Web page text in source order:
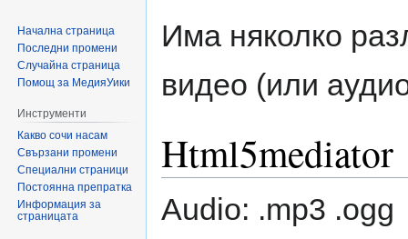
към
към
Има няколко
видео (или
Html5mediator
Audio: .mp3 .ogg
Начална страница
Последни промени
Случайна страница
Помощ за МедияУики
Инструменти
Какво сочи насам
Свързани промени
Специални страници
Постоянна препратка
Информация за
страницата